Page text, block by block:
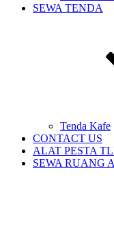
SEWA TENDA
Tenda Kafe
CONTACT US
ALAT PESTA
SEWA RUANG